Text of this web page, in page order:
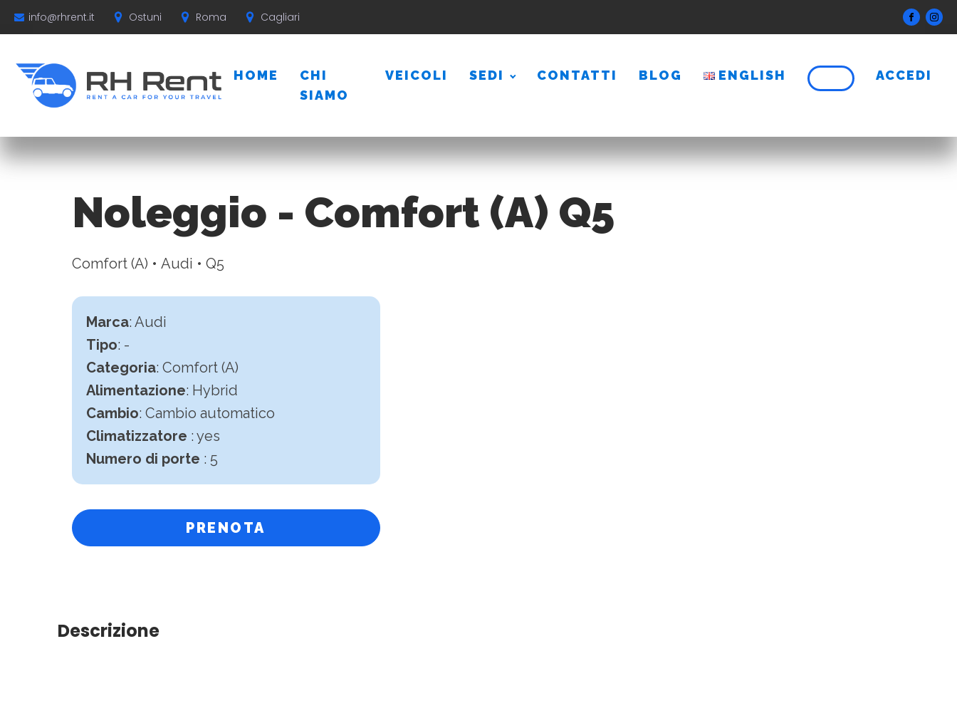
info@rhrent.it Ostuni Roma Cagliari
HOME
CHI
SIAMO
VEICOLI SEDI CONTATTI BLOG ENGLISH ACCEDI
Noleggio - Comfort (A) Q5
Comfort (A) • Audi • Q5
Marca: Audi
Tipo: -
Categoria: Comfort (A)
Alimentazione: Hybrid
Cambio: Cambio automatico
Climatizzatore : yes
Numero di porte : 5
PRENOTA
Descrizione